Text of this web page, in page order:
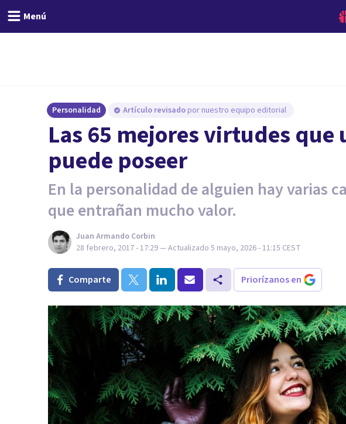
Menú
Personalidad Artículo revisado por nuestro equipo editorial
Las 65 mejores virtudes que
puede poseer
En la personalidad de alguien hay varias
que entrañan mucho valor.
Juan Armando Corbin
28 febrero, 2017 - 17:29— Actualizado 5 mayo, 2026 - 11:15 CEST
Comparte Priorízanos en